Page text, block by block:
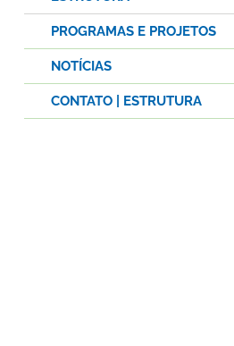
PROGRAMAS E PROJETOS
NOTÍCIAS
CONTATO | ESTRUTURA